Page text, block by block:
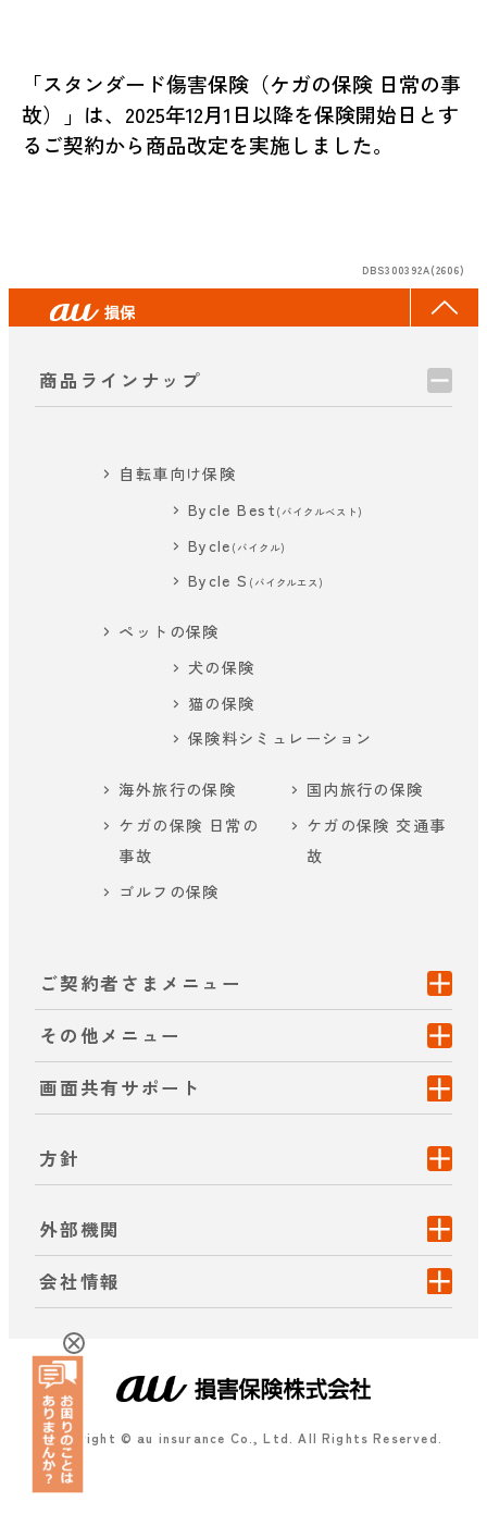
「スタンダード傷害保険（ケガの保険 日常の事
故）」は、2025年12月1日以降を保険開始日とす
るご契約から商品改定を実施しました。
DBS300392A(2606)
商品ラインナップ
自転車向け保険
Bycle Best (バイクルベスト)
Bycle (バイクル)
Bycle S (バイクルエス)
ペットの保険
犬の保険
猫の保険
保険料シミュレーション
海外旅行の保険
国内旅行の保険
ケガの保険 日常の
事故
ケガの保険 交通事
故
ゴルフの保険
ご契約者さまメニュー
その他メニュー
画面共有サポート
方針
外部機関
会社情報
Copyright © au insurance Co., Ltd. All Rights Reserved.